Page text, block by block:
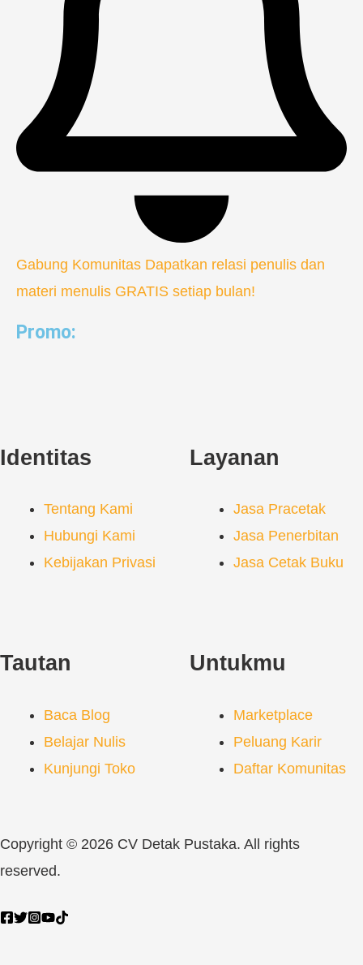
Gabung Komunitas Dapatkan relasi penulis dan
materi menulis GRATIS setiap bulan!
Promo:
Identitas
Tentang Kami
Hubungi Kami
Kebijakan Privasi
Layanan
Jasa Pracetak
Jasa Penerbitan
Jasa Cetak Buku
Tautan
Baca Blog
Belajar Nulis
Kunjungi Toko
Untukmu
Marketplace
Peluang Karir
Daftar Komunitas
Copyright © 2026 CV Detak Pustaka. All rights
reserved.